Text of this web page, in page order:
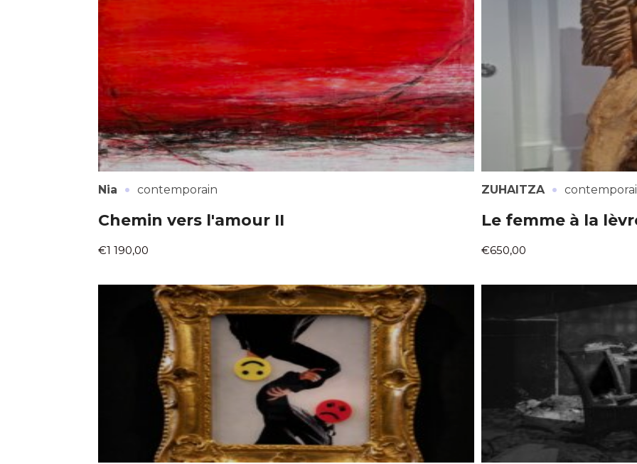
Adresse email*
Nom
Prénom
Adresse email*
Nia · contemporain
Chemin vers l'amour II
€1 190,00
ZUHAITZA ·
Le femme à la
€650,00